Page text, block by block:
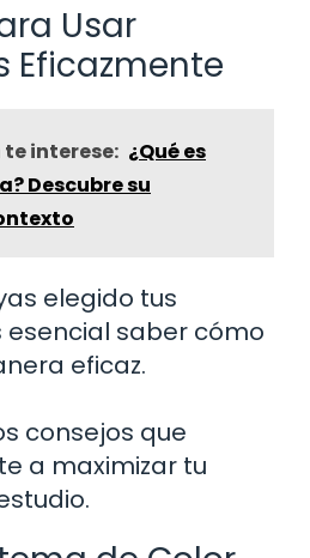
Usar
Eficazmente
interese: ¿Qué es
Descubre su
elegido tus
saber cómo
eficaz.
consejos que
a maximizar tu